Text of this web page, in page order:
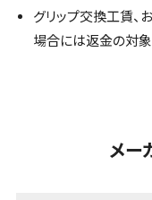
グリップ交換工賃、
場合には返金の対象
メー